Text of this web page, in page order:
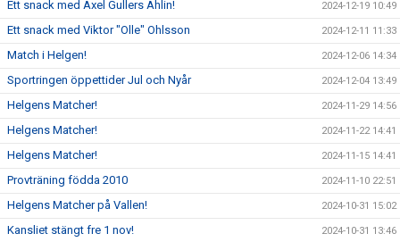
Ett snack med Axel Gullers Ahlin! 2024-12-19 10:49
Ett snack med Viktor "Olle" Ohlsson 2024-12-11 11:33
Match i Helgen! 2024-12-06 14:34
Sportringen öppettider Jul och Nyår 2024-12-04 13:49
Helgens Matcher! 2024-11-29 14:56
Helgens Matcher! 2024-11-22 14:41
Helgens Matcher! 2024-11-15 14:41
Provträning födda 2010 2024-11-10 22:51
Helgens Matcher på Vallen! 2024-10-31 15:02
Kansliet stängt fre 1 nov! 2024-10-31 13:46